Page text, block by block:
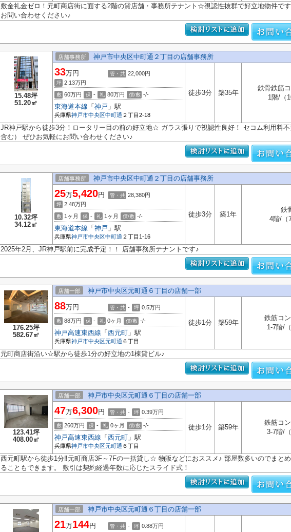
敷金礼金ゼロ！元町商店街に面する2階の貸店舗・事務所テナント☆視認性抜群で好立地物件で
お問い合わせください♪
15.48坪
51.20㎡
店舗事務所 神戸市中央区中町通２丁目の店舗事務所
33万円 管・共 22,000円
坪 2.13万円
敷 60万円 保 - 礼 80万円 償/敷 -/-
東海道本線 「 神戸 」駅
兵庫県神戸市中央区中町通 ２丁目2-18
徒歩3分 築35年
鉄骨鉄筋
1階/（
JR神戸駅から徒歩3分！ロータリー目の前の好立地☆ ガラス張りで視認性良好！ セコム利用料
含む） ぜひお気軽にお問い合わせください♪
10.32坪
34.12㎡
店舗事務所 神戸市中央区中町通２丁目の店舗事務所
25万5,420円 管・共 28,380円
坪 2.48万円
敷 1ヶ月 保 - 礼 1ヶ月 償/敷 -/-
東海道本線 「 神戸 」駅
兵庫県神戸市中央区中町通 ２丁目1-16
徒歩3分 築1年
鉄
4階/（
2025年2月、JR神戸駅前に完成予定！！ 店舗事務所テナントです♪
176.25坪
582.67㎡
店舗一部 神戸市中央区元町通６丁目の店舗一部
88万円 管・共 - 坪 0.5万円
敷 88万円 保 - 礼 0ヶ月 償/敷 -/-
神戸高速東西線 「 西元町 」駅
兵庫県神戸市中央区元町通 ６丁目
徒歩1分 築59年
鉄筋コ
1-7階/
元町商店街沿い☆駅から徒歩1分の好立地の1棟貸ビル♪
123.41坪
408.00㎡
店舗一部 神戸市中央区元町通６丁目の店舗一部
47万6,300円 管・共 - 坪 0.39万円
敷 260万円 保 - 礼 0ヶ月 償/敷 -/-
神戸高速東西線 「 西元町 」駅
兵庫県神戸市中央区元町通 ６丁目
徒歩1分 築59年
鉄筋コ
3-7階/
西元町駅から徒歩1分‼元町商店3F～7Fの一括貸し☆ 物販などにおススメ♪ 部屋数多いのでまと
ることもできます。 敷引は契約経過年数に応じたスライド式！
店舗一部 神戸市中央区元町通６丁目の店舗一部
21万144円 管・共 - 坪 0.88万円